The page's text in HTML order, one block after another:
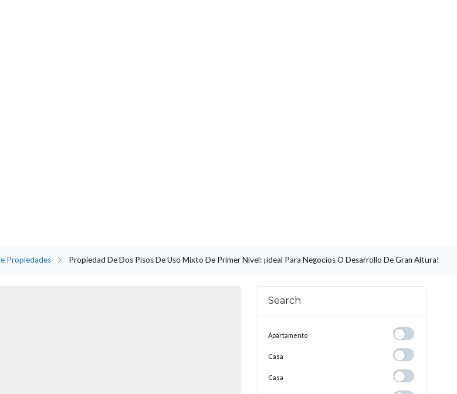
Propiedades Propiedad De Dos Pisos De Uso Mixto De Primer Nivel: ¡ideal Para Negocios O Desarrollo De Gran Altura!
Search
Apartamento Apartamento
Casa
Casa